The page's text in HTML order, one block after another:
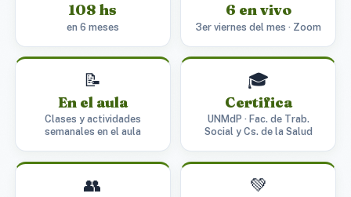
108 hs
en 6 meses
6 en vivo
3er viernes del mes · Zoom
📝
En el aula
Clases y actividades
semanales en el aula
🎓
Certifica
UNMdP · Fac. de Trab.
Social y Cs. de la Salud
👥 💚